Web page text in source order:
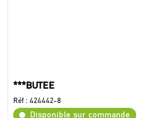
***BUTEE
Réf : 424442-8
Disponible sur commande